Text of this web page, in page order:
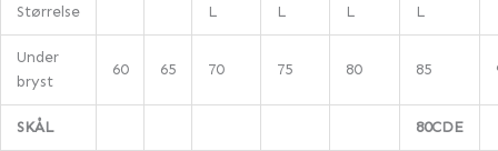
Størrelse L L L L
Under
bryst
60 65 70 75 80 85
SKÅL 80CDE